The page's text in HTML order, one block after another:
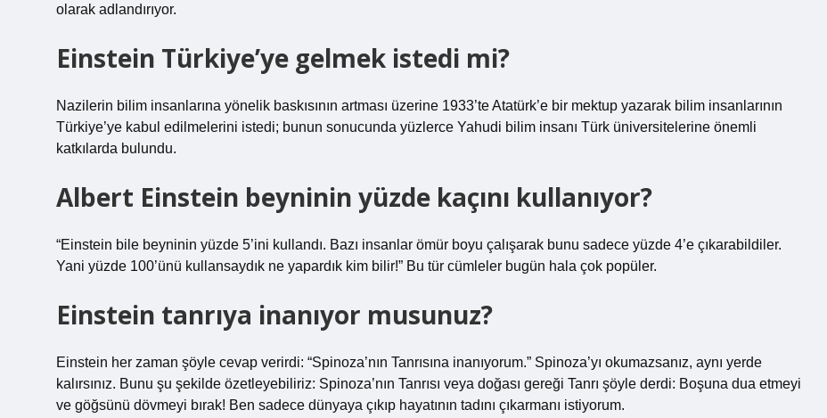
olarak adlandırıyor.
Einstein Türkiye’ye gelmek istedi mi?
Nazilerin bilim insanlarına yönelik baskısının artması üzerine 1933’te Atatürk’e bir mektup yazarak bilim insanlarının
Türkiye’ye kabul edilmelerini istedi; bunun sonucunda yüzlerce Yahudi bilim insanı Türk üniversitelerine önemli
katkılarda bulundu.
Albert Einstein beyninin yüzde kaçını kullanıyor?
“Einstein bile beyninin yüzde 5’ini kullandı. Bazı insanlar ömür boyu çalışarak bunu sadece yüzde 4’e çıkarabildiler.
Yani yüzde 100’ünü kullansaydık ne yapardık kim bilir!” Bu tür cümleler bugün hala çok popüler.
Einstein tanrıya inanıyor musunuz?
Einstein her zaman şöyle cevap verirdi: “Spinoza’nın Tanrısına inanıyorum.” Spinoza’yı okumazsanız, aynı yerde
kalırsınız. Bunu şu şekilde özetleyebiliriz: Spinoza’nın Tanrısı veya doğası gereği Tanrı şöyle derdi: Boşuna dua etmeyi
ve göğsünü dövmeyi bırak! Ben sadece dünyaya çıkıp hayatının tadını çıkarmanı istiyorum.